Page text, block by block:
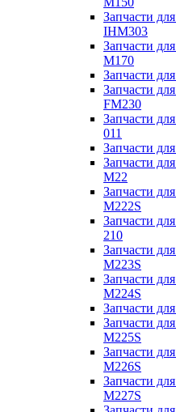
Запчасти
IHM303
Запчасти
M170
Запчасти
Запчасти
FM230
Запчасти
011
Запчасти
Запчасти
M22
Запчасти
M222S
Запчасти
210
Запчасти
M223S
Запчасти
M224S
Запчасти
Запчасти
M225S
Запчасти
M226S
Запчасти
M227S